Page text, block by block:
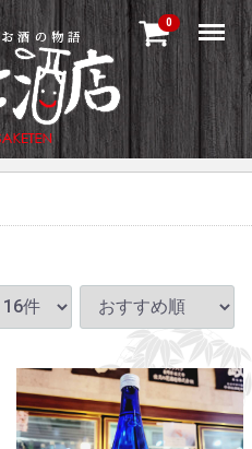
0 Menu